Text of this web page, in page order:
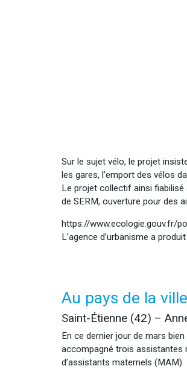
Sur le sujet vélo, le projet
les gares, l’emport des vélos
Le projet collectif ainsi fiabilisé
de SERM, ouverture pour des
https://www.ecologie.gouv.fr/
L’agence d’urbanisme a
Au pays de la
Saint-Étienne (42) –
En ce dernier jour de mars
accompagné trois assistantes
d’assistants maternels (MAM).